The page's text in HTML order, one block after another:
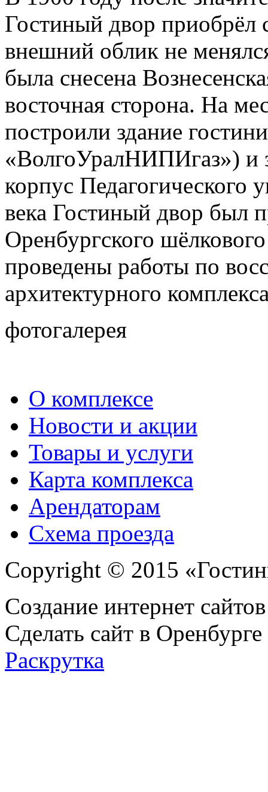
Гостиный двор приобрёл
внешний облик не
была снесена
восточная сторона. На
построили здание
«ВолгоУралНИПИгаз») и
корпус Педагогического
века Гостиный двор был
Оренбургского
проведены работы по
архитектурного
фотогалерея
О комплексе
Новости и акции
Товары и услуги
Карта комплекса
Арендаторам
Схема проезда
Copyright © 2015
Создание интернет сайтов
Сделать сайт в Оренбурге
Раскрутка